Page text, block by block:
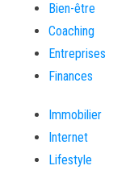
Bien-être
Coaching
Entreprises
Finances
Immobilier
Internet
Lifestyle